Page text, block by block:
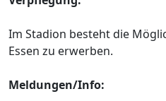
Im Stadion besteht die
Essen zu erwerben.
Meldungen/Info: